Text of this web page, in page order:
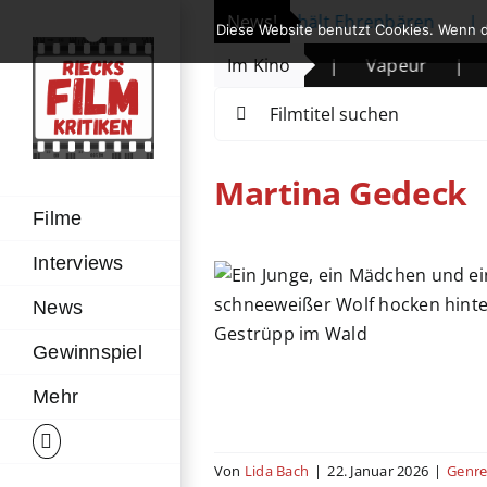
Inhalt
springen
Filme
Interviews
News
Gewinnspiel
Mehr
News!
eröffnet: Michelle Yeoh erhält Ehrenbären |
Im Kino
Die Legende des Wüstenkindes | Vapeur |
Martina Gedeck
Deutschland
Jugendfilm Kino
Von Lida Bach | 22. Januar 2026 | Genre
Diese Website benutzt Cookies.